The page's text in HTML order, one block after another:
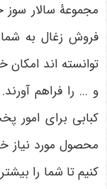
مجموعۀ سالار سوز
فروش زغال به
توانسته اند امکان
و ... را فراهم
کبابی برای امور
محصول مورد نیاز
کنیم تا شما را